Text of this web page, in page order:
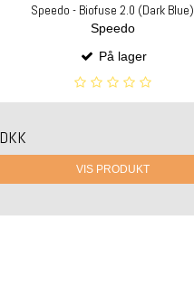
Speedo - Biofuse 2.0 (Dark Blue)
Speedo
På lager
VIS PRODUKT